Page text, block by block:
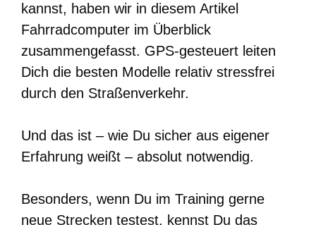
kannst, haben wir in diesem Artikel
Fahrradcomputer im Überblick
zusammengefasst. GPS-gesteuert leiten
Dich die besten Modelle relativ stressfrei
durch den Straßenverkehr.
Und das ist – wie Du sicher aus eigener
Erfahrung weißt – absolut notwendig.
Besonders, wenn Du im Training gerne
neue Strecken testest, kennst Du das